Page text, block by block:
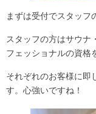
まずは受付でスタッフ
スタッフの方はサウナ
フェッショナルの資格
それぞれのお客様に即
す。心強いですね！